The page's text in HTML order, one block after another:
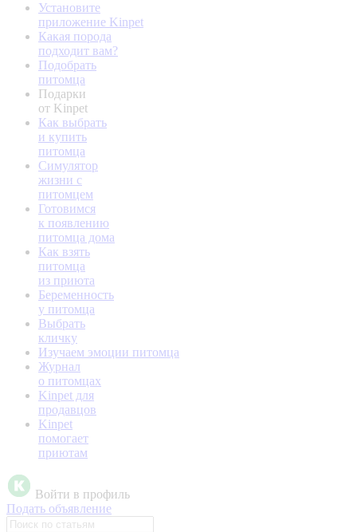
Установите
приложение Kinpet
Какая порода
подходит вам?
Подобрать
питомца
Подарки
от Kinpet
Как выбрать
и купить
питомца
Симулятор
жизни с
питомцем
Готовимся
к появлению
питомца дома
Как взять
питомца
из приюта
Беременность
у питомца
Выбрать
кличку
Изучаем эмоции питомца
Журнал
о питомцах
Kinpet для
продавцов
Kinpet
помогает
приютам
Войти в профиль
Подать объявление